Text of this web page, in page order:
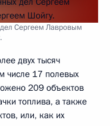
Сергеем Лавровым
двух тысяч
числе 17 полевых
209 объектов
топлива, а также
или, как их